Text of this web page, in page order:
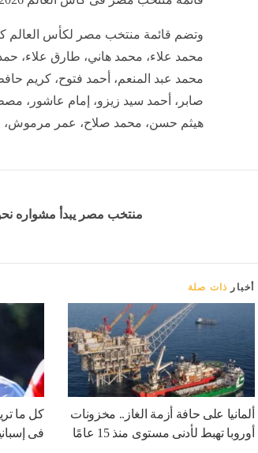
وتضم قائمة منتخب مصر لكأس العالم
محمد علاء، محمد هاني، طارق علاء،
محمد عبد المنعم، أحمد فتوح، كريم
صابر، أحمد سيد زيزو، إمام عاشور،
هيثم حسن، محمد صلاح، عمر مرموش،
منتخب مصر يبدأ مشواره نحو أمم أفريقيا 2027
أخبار ذات صلة
ألمانيا على حافة أزمة الغاز.. مخزونات
أوروبا تهبط لأدنى مستوى منذ 15 عامًا
كل ما
فى